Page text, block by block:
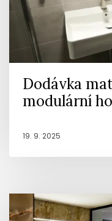
Dodávka
modulární
19. 9. 2025